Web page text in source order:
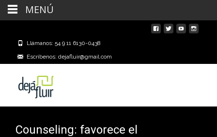
Llámanos: 54 9 11 6130-0438
Escríbenos: dejafluir@gmail.com
Counseling: favorece el
MENÚ